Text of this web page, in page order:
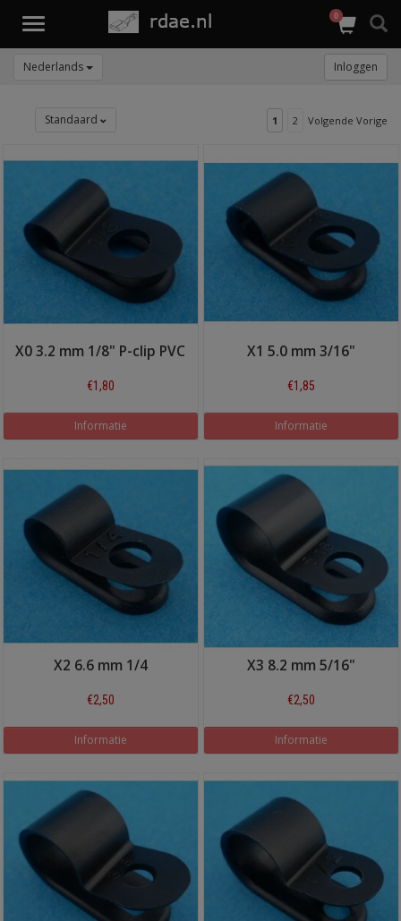
Toggle
0
Nederlands Inloggen
Standaard 1 2 Volgende Vorige
X0 3.2 mm 1/8" P-clip PVC
€1,80
Informatie
X1 5.0 mm 3/16"
€1,85
Informatie
X2 6.6 mm 1/4
€2,50
Informatie
X3 8.2 mm 5/16"
€2,50
Informatie